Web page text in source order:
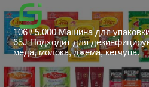
106 / 5,000 Машина для
65J Подходит для
меда, молока, джема, кетчупа.